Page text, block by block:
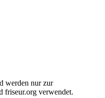
werden nur zur
friseur.org verwendet.